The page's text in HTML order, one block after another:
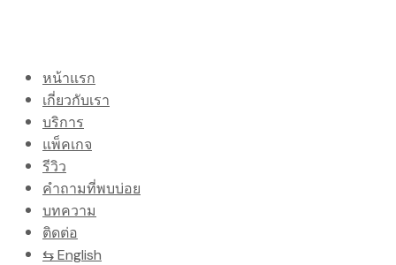
หน้าแรก
เกี่ยวกับเรา
บริการ
แพ็คเกจ
รีวิว
คำถามที่พบบ่อย
บทความ
ติดต่อ
⇆ English